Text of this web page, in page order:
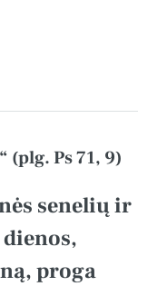
(plg. Ps 71, 9)
senelių ir
proga